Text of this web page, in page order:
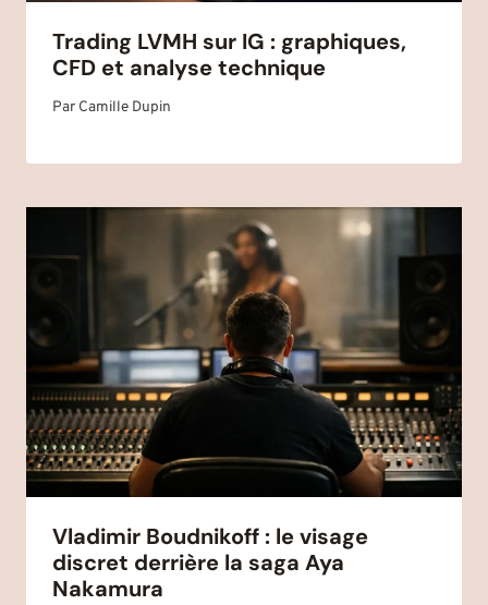
Trading LVMH sur IG : graphiques,
CFD et analyse technique
Par Camille Dupin
Vladimir Boudnikoff : le visage
discret derrière la saga Aya
Nakamura